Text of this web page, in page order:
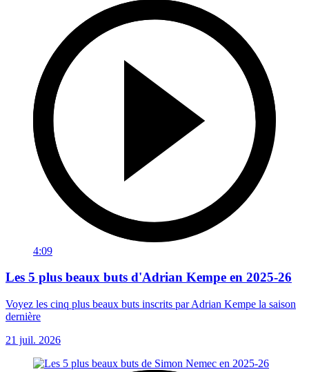
4:09
Les 5 plus beaux buts d'Adrian Kempe en 2025-26
Voyez les cinq plus beaux buts inscrits par Adrian Kempe la saison
dernière
21 juil. 2026